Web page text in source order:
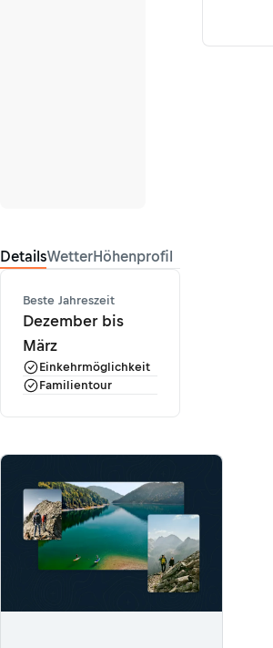
DetailsWetterHöhenprofil
Beste Jahreszeit
Dezember bis
März
Einkehrmöglichkeit
Familientour